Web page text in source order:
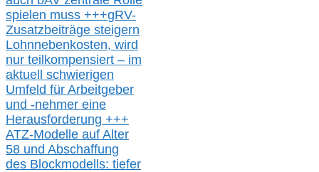
spielen muss +++gRV-
Zusatzbeiträge steigern
Lohnnebenkosten, wird
nur teilkompensiert – im
aktuell schwierigen
Umfeld für Arbeitgeber
und -nehmer eine
Herausforderung +++
ATZ-Modelle auf Alter
58 und Abschaffung
des Blockmodells: tiefer